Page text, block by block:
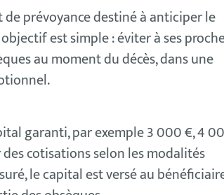
de prévoyance destiné à anticiper le
est simple : éviter à ses
au moment du décès, dans une
garanti, par exemple 3 000 €, 4
cotisations selon les modalités
le capital est versé au